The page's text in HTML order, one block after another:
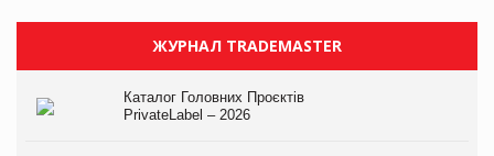
ЖУРНАЛ TRADEMASTER
Каталог Головних Проєктів
PrivateLabel – 2026